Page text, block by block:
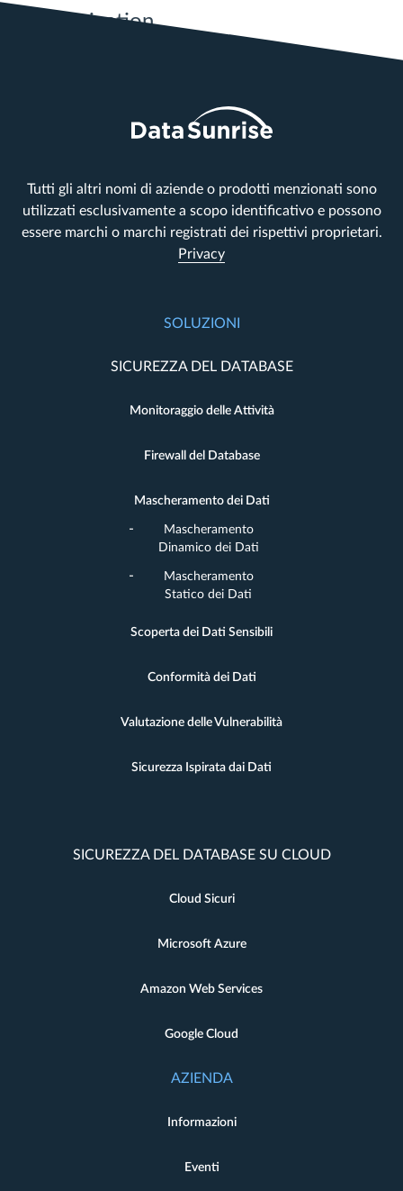
Posts navigation
Tutti gli altri nomi di aziende o prodotti menzionati sono
utilizzati esclusivamente a scopo identificativo e possono
essere marchi o marchi registrati dei rispettivi proprietari.
Privacy
SOLUZIONI
SICUREZZA DEL DATABASE
Monitoraggio delle Attività
Firewall del Database
Mascheramento dei Dati
Mascheramento
Dinamico dei Dati
Mascheramento
Statico dei Dati
Scoperta dei Dati Sensibili
Conformità dei Dati
Valutazione delle Vulnerabilità
Sicurezza Ispirata dai Dati
SICUREZZA DEL DATABASE SU CLOUD
Cloud Sicuri
Microsoft Azure
Amazon Web Services
Google Cloud
AZIENDA
Informazioni
Eventi